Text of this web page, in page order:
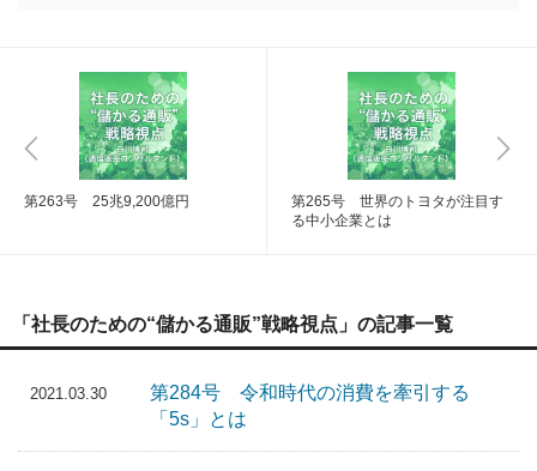
第263号 25兆9,200億円
第265号 世界のトヨタが注目す
る中小企業とは
「社長のための“儲かる通販”戦略視点」の記事一覧
2021.03.30
第284号 令和時代の消費を牽引する
「5s」とは